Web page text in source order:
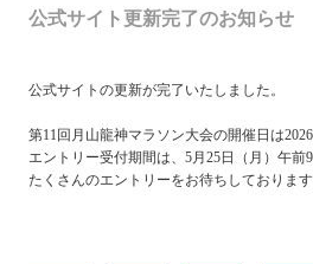
公式サイト更新完了のお知らせ
公式サイトの更新が完了いたしました。
第11回月山龍神マラソン大会の開催日は
エントリー受付期間は、5月25日（月）午前
たくさんのエントリーをお待ちしております